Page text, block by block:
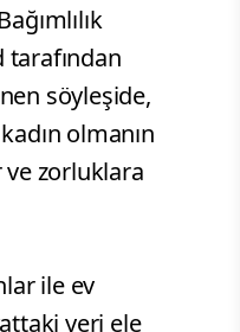
söyleşide,
olmanın
zorluklara
ile ev
yeri ele